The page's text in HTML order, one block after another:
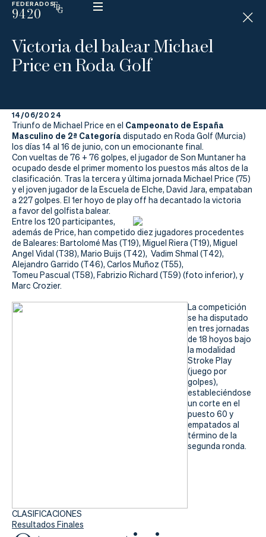
FEDERADOS
9420
ESP
N
D
I
C
La
Federación
Federarse
Jugar
Aprender
Actualidad
Tienda
Victoria del balear Michael
Price en Roda Golf
14/06/2024
Triunfo de Michael Price en el Campeonato de España
Masculino de 2ª Categoría disputado en Roda Golf (Murcia)
los días 14 al 16 de junio, con un emocionante final.
Con vueltas de 76 + 76 golpes, el jugador de Son Muntaner ha
ocupado desde el primer momento los puestos más altos de la
clasificación. Tras la tercera y última jornada Michael Price (75)
y el joven jugador de la Escuela de Elche, David Jara, empataban
a 227 golpes. El 1er hoyo de play off ha decantado la victoria
a favor del golfista balear.
Entre los 120 participantes,
además de Price, han competido diez jugadores procedentes
de Baleares: Bartolomé Mas (T19), Miguel Riera (T19), Miguel
Angel Vidal (T38), Mario Buijs (T42), Vadim Shmal (T42),
Alejandro Garrido (T46), Carlos Muñoz (T55),
Tomeu Pascual (T58), Fabrizio Richard (T59) (foto inferior), y
Marc Crozier.
La competición
se ha disputado
en tres jornadas
de 18 hoyos bajo
la modalidad
Stroke Play
(juego por
golpes),
estableciéndose
un corte en el
puesto 60 y
empatados al
término de la
segunda ronda.
CLASIFICACIONES
Resultados Finales